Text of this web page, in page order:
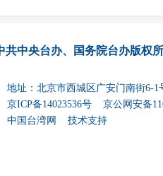
共中央台办、国务院台办版权
地址：北京市西城区广安门南街6-
京ICP备14023536号 京公网安备
中国台湾网
技术支持